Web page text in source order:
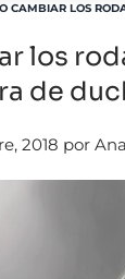
CAMBIAR LOS
los
de
2018 por